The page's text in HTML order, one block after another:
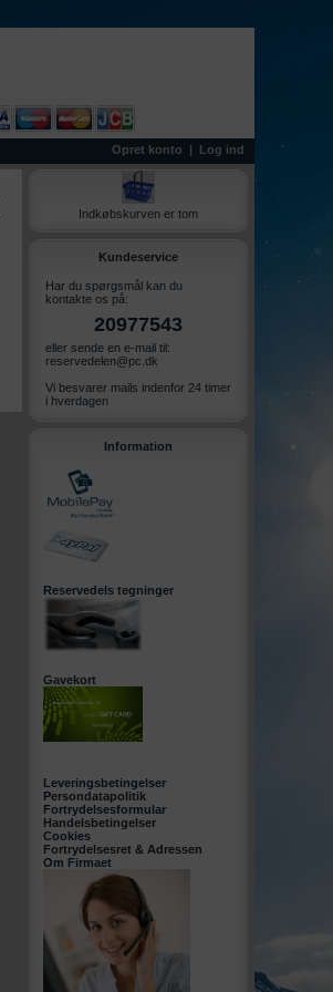
Opret konto | Log ind
Indkøbskurven er tom
Kundeservice
Har du spørgsmål kan du
kontakte os på:
20977543
eller sende en e-mail til:
reservedelen@pc.dk
Vi besvarer mails indenfor 24 timer
i hverdagen
Information
Reservedels tegninger
Gavekort
Leveringsbetingelser
Persondatapolitik
Fortrydelsesformular
Handelsbetingelser
Cookies
Fortrydelsesret & Adressen
Om Firmaet